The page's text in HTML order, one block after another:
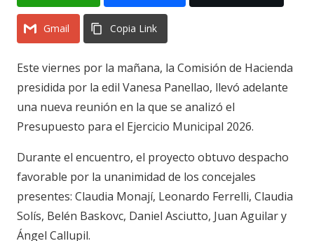
Gmail Copia Link
Este viernes por la mañana, la Comisión de Hacienda
presidida por la edil Vanesa Panellao, llevó adelante
una nueva reunión en la que se analizó el
Presupuesto para el Ejercicio Municipal 2026.
Durante el encuentro, el proyecto obtuvo despacho
favorable por la unanimidad de los concejales
presentes: Claudia Monají, Leonardo Ferrelli, Claudia
Solís, Belén Baskovc, Daniel Asciutto, Juan Aguilar y
Ángel Callupil.